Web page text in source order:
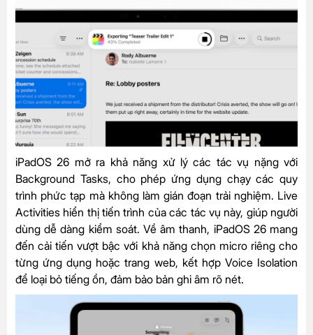
iPadOS 26 mở ra khả năng xử lý các tác vụ nặng với
Background Tasks, cho phép ứng dụng chạy các quy
trình phức tạp mà không làm gián đoạn trải nghiệm. Live
Activities hiển thị tiến trình của các tác vụ này, giúp người
dùng dễ dàng kiểm soát. Về âm thanh, iPadOS 26 mang
đến cải tiến vượt bậc với khả năng chọn micro riêng cho
từng ứng dụng hoặc trang web, kết hợp Voice Isolation
để loại bỏ tiếng ồn, đảm bảo bản ghi âm rõ nét.